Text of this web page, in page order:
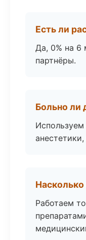
Есть ли
Да, 0% на 6
партнёры.
Больно ли
Работаем